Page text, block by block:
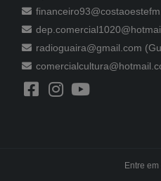
radioguaira@gmail.com
Entre